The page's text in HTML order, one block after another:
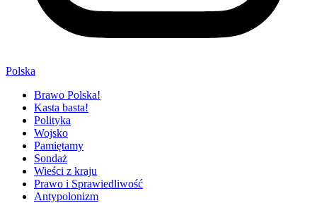
Polska
Brawo Polska!
Kasta basta!
Polityka
Wojsko
Pamiętamy
Sondaż
Wieści z kraju
Prawo i Sprawiedliwość
Antypolonizm